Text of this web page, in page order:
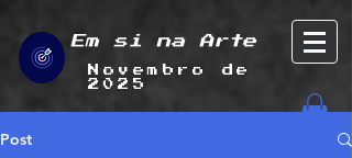
Em si na Arte
Novembro de
2025
Post